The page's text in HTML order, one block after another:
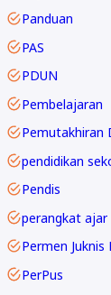
Panduan
PAS
PDUN
Pembelajaran
Pendis
perangkat ajar
PerPus